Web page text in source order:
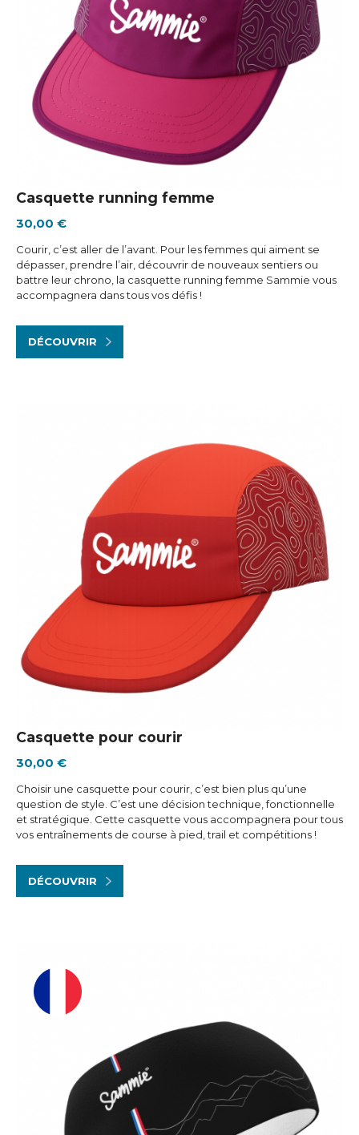
Casquette running femme
30,00 €
Courir, c’est aller de l’avant. Pour les femmes qui aiment se
dépasser, prendre l’air, découvrir de nouveaux sentiers ou
battre leur chrono, la casquette running femme Sammie vous
accompagnera dans tous vos défis !
DÉCOUVRIR
Casquette pour courir
30,00 €
Choisir une casquette pour courir, c’est bien plus qu’une
question de style. C’est une décision technique, fonctionnelle
et stratégique. Cette casquette vous accompagnera pour tous
vos entraînements de course à pied, trail et compétitions !
DÉCOUVRIR